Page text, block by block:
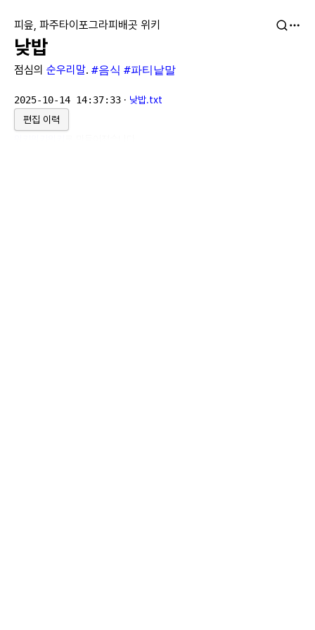
피읖, 파주타이포그라피배곳 위키
낮밥
점심의 순우리말. #음식 #파티낱말
2025-10-14 14:37:33 · 낮밥.txt
편집 이력